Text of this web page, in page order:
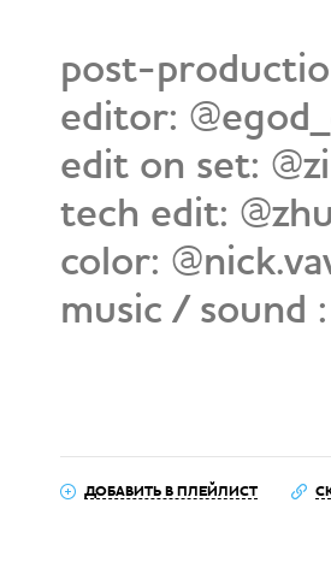
post-
editor:
edit on set:
tech edit:
color:
music / sound
ДОБАВИТЬ В ПЛЕЙЛИСТ